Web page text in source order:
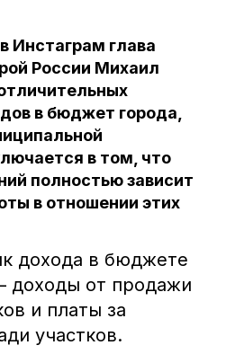
Инстаграм глава
России Михаил
в бюджет города,
в том, что
полностью зависит
в отношении этих
дохода в бюджете
доходы от продажи
и платы за
участков.